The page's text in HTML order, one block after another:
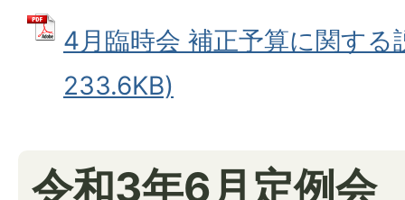
4月臨時会 補正予算に関する
233.6KB)
令和3年6月定例会